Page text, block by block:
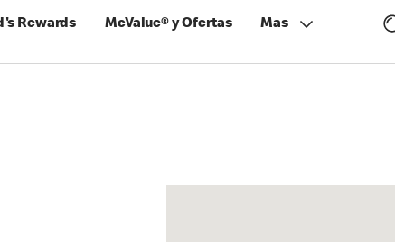
Rewards McValue® y Ofertas Mas